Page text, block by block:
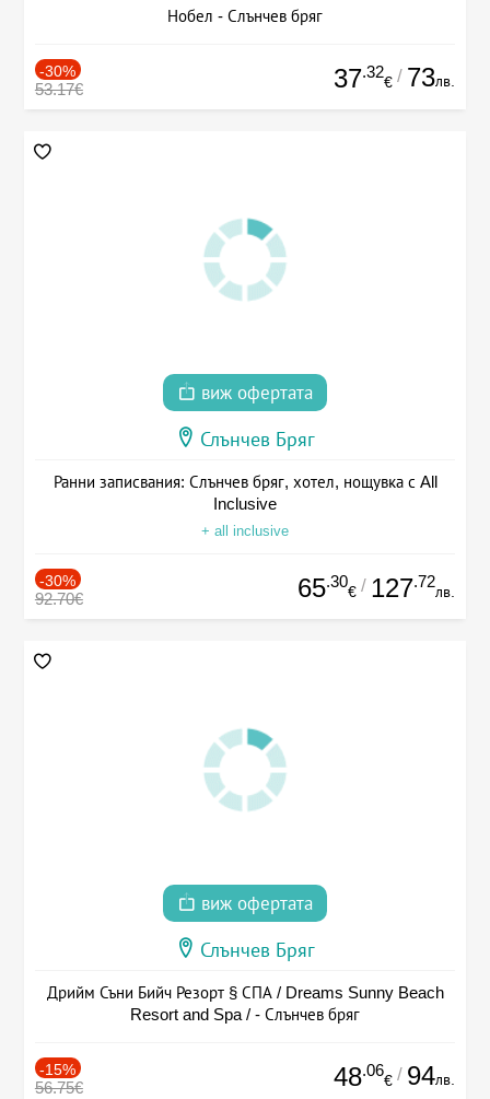
Нобел - Слънчев бряг
-30%
53.17€ 37.32
€ / 73лв.
виж офертата
Слънчев Бряг
Ранни записвания: Слънчев бряг, хотел, нощувка с All
Inclusive
+ all inclusive
-30%
92.70€ 65.30
€ / 127.72
лв.
виж офертата
Слънчев Бряг
Дрийм Съни Бийч Резорт § СПА / Dreams Sunny Beach
Resort and Spa / - Слънчев бряг
-15%
56.75€ 48.06
€ / 94лв.